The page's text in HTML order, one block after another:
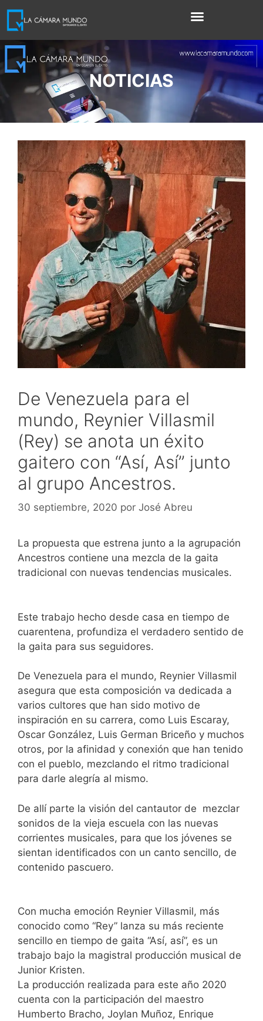
NOTICIAS
De Venezuela para el
mundo, Reynier Villasmil
(Rey) se anota un éxito
gaitero con “Así, Así” junto
al grupo Ancestros.
30 septiembre, 2020 por José Abreu
La propuesta que estrena junto a la agrupación
Ancestros contiene una mezcla de la gaita
tradicional con nuevas tendencias musicales.
Este trabajo hecho desde casa en tiempo de
cuarentena, profundiza el verdadero sentido de
la gaita para sus seguidores.
De Venezuela para el mundo, Reynier Villasmil
asegura que esta composición va dedicada a
varios cultores que han sido motivo de
inspiración en su carrera, como Luis Escaray,
Oscar González, Luis German Briceño y muchos
otros, por la afinidad y conexión que han tenido
con el pueblo, mezclando el ritmo tradicional
para darle alegría al mismo.
De allí parte la visión del cantautor de mezclar
sonidos de la vieja escuela con las nuevas
corrientes musicales, para que los jóvenes se
sientan identificados con un canto sencillo, de
contenido pascuero.
Con mucha emoción Reynier Villasmil, más
conocido como “Rey” lanza su más reciente
sencillo en tiempo de gaita “Así, así”, es un
trabajo bajo la magistral producción musical de
Junior Kristen.
La producción realizada para este año 2020
cuenta con la participación del maestro
Humberto Bracho, Joylan Muñoz, Enrique